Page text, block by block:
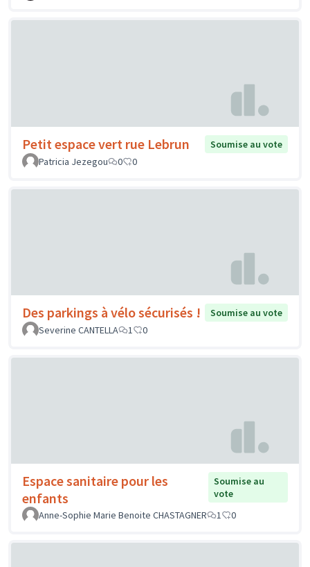
Petit espace vert rue Lebrun
Soumise au vote
Patricia Jezegou
0 0
Des parkings à vélo sécurisés !
Soumise au vote
Severine CANTELLA
1 0
Espace sanitaire pour les
enfants
Soumise au
vote
Anne-Sophie Marie Benoite CHASTAGNER
1 0